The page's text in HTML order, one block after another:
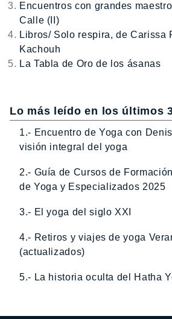
Encuentros con grandes
Calle (II)
Libros/ Solo respira, de Carissa
Kachouh
La Tabla de Oro de los ásanas
Lo más leído en los últimos
1.- Encuentro de Yoga con
visión integral del yoga
2.- Guía de Cursos de
de Yoga y Especializados 2025
3.- El yoga del siglo XXI
4.- Retiros y viajes de yoga
(actualizados)
5.- La historia oculta del Hatha